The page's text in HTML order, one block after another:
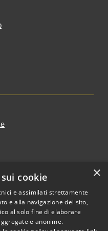
Copyright © 2026 • Comune di
×
cookie
e assimilati strettamente
e alla navigazione del sito,
al solo fine di elaborare
e anonime.